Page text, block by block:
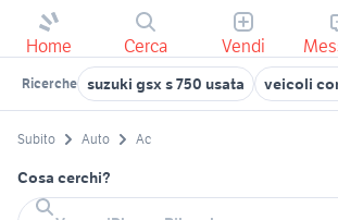
Home Cerca Vendi
Ricerche suzuki gsx s 750 usata veicoli
Subito Auto Ac
Cosa cerchi?